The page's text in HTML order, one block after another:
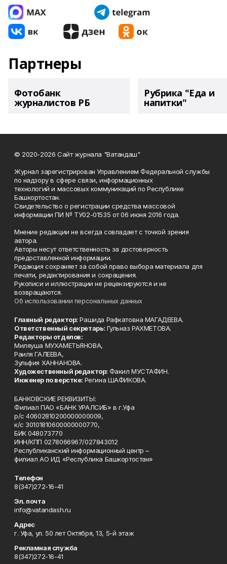
Партнеры
Фотобанк
журналистов РБ
Рубрика "Еда и
напитки"
© 2020-2026 Сайт журнала "Ватандаш"
Журнал зарегистрирован Управлением Федеральной службы
по надзору в сфере связи, информационных
технологий и массовых коммуникаций по Республике
Башкортостан.
Свидетельство о регистрации средства массовой
информации ПИ № ТУ02-01535 от 06 июня 2016 года.
Мнение редакции не всегда совпадает с точкой зрения
автора.
Авторы несут ответственность за достоверность
предоставленной информации.
Редакция сохраняет за собой право выбора материала для
печати, редактирования и сокращения.
Рукописи и иллюстрации не рецензируются и не
возвращаются.
Об использовании персональных данных
Главный редактор: Рашида Рафкатовна МАГАДЕЕВА.
Ответственный секретарь: Гульназ РАХМЕТОВА.
Редакторы отделов:
Миляуша МУХАМЕТЬЯНОВА,
Раиля ГАЛЕЕВА,
Зульфия ХАННАНОВА.
Художественный редактор: Факил МУСТАФИН.
Инженер по верстке: Регина ШАФИКОВА.
БАНКОВСКИЕ РЕКВИЗИТЫ:
Филиал ПАО «БАНК УРАЛСИБ» в г.Уфа
р/с 40602810200000000009,
к/с 30101810600000000770,
БИК 048073770
ИНН/КПП 0278066967/027843012
Республиканский информационный центр –
филиал АО ИД «Республика Башкортостан»
Телефон
8(347)272-16-41
Эл. почта
info@vatandash.ru
Адрес
г. Уфа, ул. 50 лет Октября, 13, 5-й этаж
Рекламная служба
8(347)272-16-41